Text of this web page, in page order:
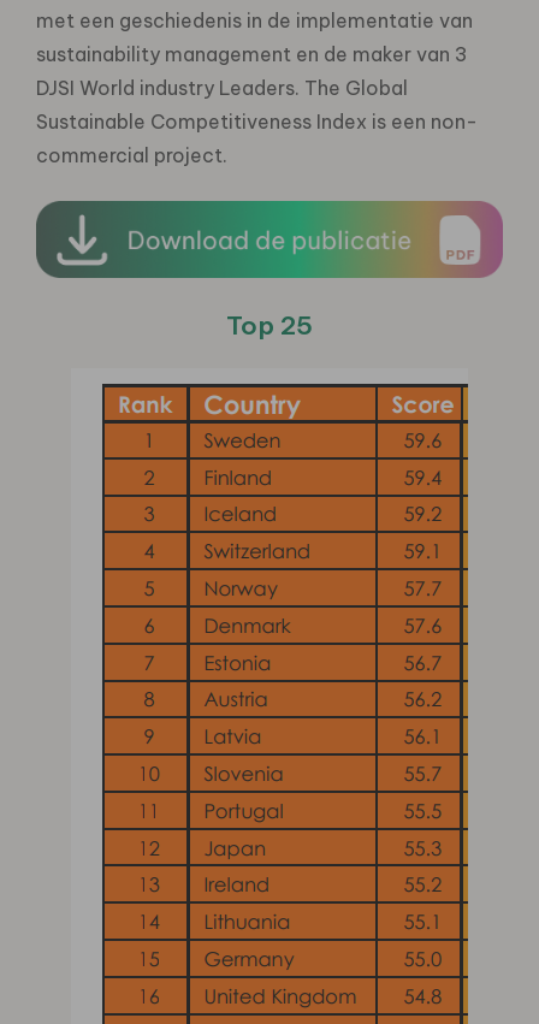
met een geschiedenis in de implementatie van
sustainability management en de maker van 3
DJSI World industry Leaders. The Global
Sustainable Competitiveness Index is een non-
commercial project.
Top 25